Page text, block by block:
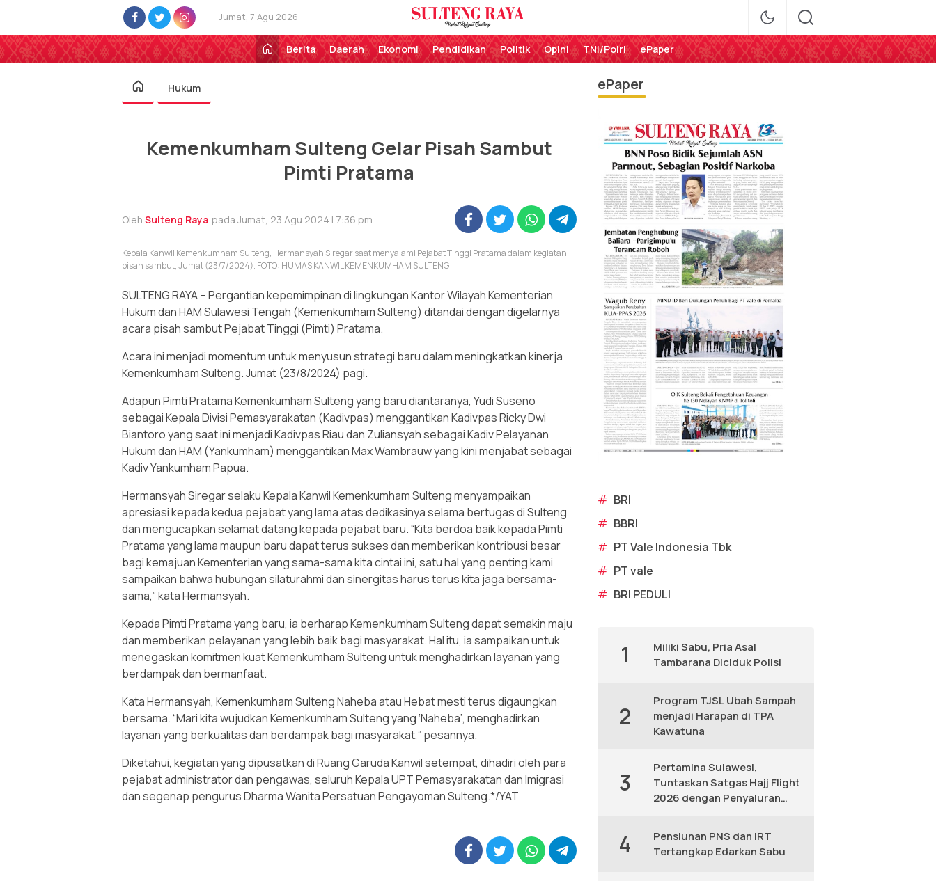
Jumat, 7 Agu 2026
Sulteng Raya
Perekat Rakyat Sulteng
Berita
Daerah Ekonomi Pendidikan Politik Opini TNI/Polri ePaper
Hukum
Kemenkumham Sulteng Gelar Pisah Sambut
Pimti Pratama
Oleh Sulteng Raya pada Jumat, 23 Agu 2024 | 7:36 pm
Kepala Kanwil Kemenkumham Sulteng, Hermansyah Siregar saat menyalami Pejabat Tinggi Pratama dalam kegiatan
pisah sambut, Jumat (23/7/2024). FOTO: HUMAS KANWIL KEMENKUMHAM SULTENG
SULTENG RAYA – Pergantian kepemimpinan di lingkungan Kantor Wilayah Kementerian
Hukum dan HAM Sulawesi Tengah (Kemenkumham Sulteng) ditandai dengan digelarnya
acara pisah sambut Pejabat Tinggi (Pimti) Pratama.
Acara ini menjadi momentum untuk menyusun strategi baru dalam meningkatkan kinerja
Kemenkumham Sulteng. Jumat (23/8/2024) pagi.
Adapun Pimti Pratama Kemenkumham Sulteng yang baru diantaranya, Yudi Suseno
sebagai Kepala Divisi Pemasyarakatan (Kadivpas) menggantikan Kadivpas Ricky Dwi
Biantoro yang saat ini menjadi Kadivpas Riau dan Zuliansyah sebagai Kadiv Pelayanan
Hukum dan HAM (Yankumham) menggantikan Max Wambrauw yang kini menjabat sebagai
Kadiv Yankumham Papua.
Hermansyah Siregar selaku Kepala Kanwil Kemenkumham Sulteng menyampaikan
apresiasi kepada kedua pejabat yang lama atas dedikasinya selama bertugas di Sulteng
dan mengucapkan selamat datang kepada pejabat baru. “Kita berdoa baik kepada Pimti
Pratama yang lama maupun baru dapat terus sukses dan memberikan kontribusi besar
bagi kemajuan Kementerian yang sama-sama kita cintai ini, satu hal yang penting kami
sampaikan bahwa hubungan silaturahmi dan sinergitas harus terus kita jaga bersama-
sama,” kata Hermansyah.
Kepada Pimti Pratama yang baru, ia berharap Kemenkumham Sulteng dapat semakin maju
dan memberikan pelayanan yang lebih baik bagi masyarakat. Hal itu, ia sampaikan untuk
menegaskan komitmen kuat Kemenkumham Sulteng untuk menghadirkan layanan yang
berdampak dan bermanfaat.
Kata Hermansyah, Kemenkumham Sulteng Naheba atau Hebat mesti terus digaungkan
bersama. “Mari kita wujudkan Kemenkumham Sulteng yang ‘Naheba’, menghadirkan
layanan yang berkualitas dan berdampak bagi masyarakat,” pesannya.
Diketahui, kegiatan yang dipusatkan di Ruang Garuda Kanwil setempat, dihadiri oleh para
pejabat administrator dan pengawas, seluruh Kepala UPT Pemasyarakatan dan Imigrasi
dan segenap pengurus Dharma Wanita Persatuan Pengayoman Sulteng.*/YAT
ePaper
# BRI
# BBRI
# PT Vale Indonesia Tbk
# PT vale
# BRI PEDULI
1
Miliki Sabu, Pria Asal
Tambarana Diciduk Polisi
2
Program TJSL Ubah Sampah
menjadi Harapan di TPA
Kawatuna
3
Pertamina Sulawesi,
Tuntaskan Satgas Hajj Flight
2026 dengan Penyaluran
4
Pensiunan PNS dan IRT
Tertangkap Edarkan Sabu